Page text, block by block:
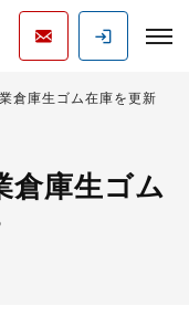
倉庫生ゴム在庫を更新
倉庫生ゴム